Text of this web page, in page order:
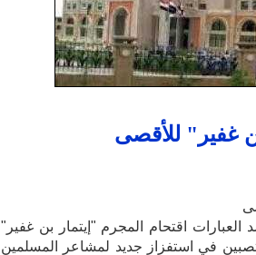
غفير" للأقصى
العبارات اقتحام المجرم "إيتمار بن غفير"
في استفزاز جديد لمشاعر المسلمين